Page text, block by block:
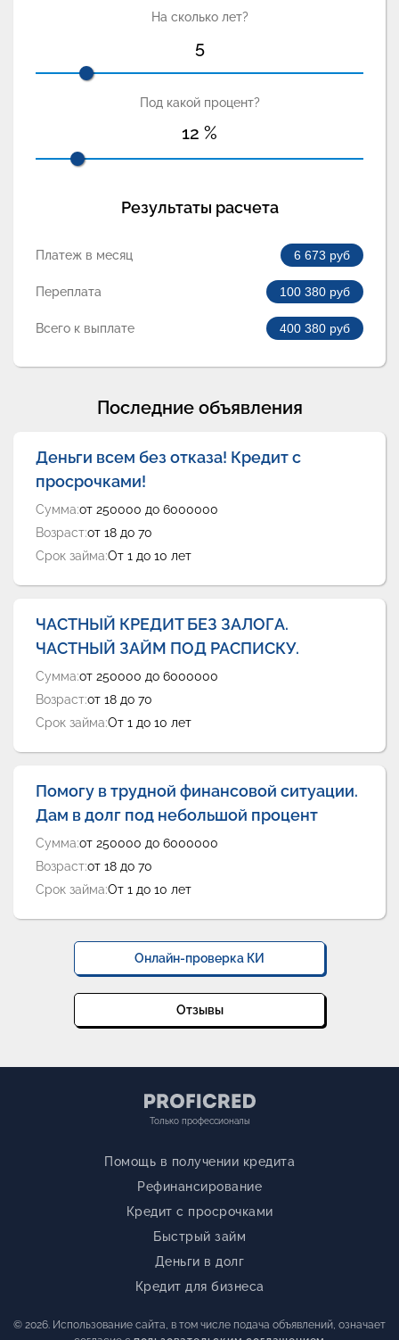
На сколько лет?
5
Под какой процент?
12 %
Результаты расчета
Платеж в месяц 6 673 руб
Переплата 100 380 руб
Всего к выплате 400 380 руб
Последние объявления
Деньги всем без отказа! Кредит с
просрочками!
Сумма:от 250000 до 6000000
Возраст:от 18 до 70
Срок займа:От 1 до 10 лет
ЧАСТНЫЙ КРЕДИТ БЕЗ ЗАЛОГА.
ЧАСТНЫЙ ЗАЙМ ПОД РАСПИСКУ.
Сумма:от 250000 до 6000000
Возраст:от 18 до 70
Срок займа:От 1 до 10 лет
Помогу в трудной финансовой ситуации.
Дам в долг под небольшой процент
Сумма:от 250000 до 6000000
Возраст:от 18 до 70
Срок займа:От 1 до 10 лет
Онлайн-проверка КИ
Отзывы
Только профессионалы
Помощь в получении кредита
Рефинансирование
Кредит с просрочками
Быстрый займ
Деньги в долг
Кредит для бизнеса
© 2026. Использование сайта, в том числе подача объявлений, означает